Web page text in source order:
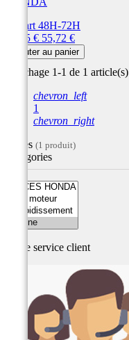
Départ 48H-72H
50,15 € Prix
de
base
55,72 €
Ajouter au panier
Affichage 1-1 de 1 article(s)
chevron_left
1
chevron_right
Filtres (1 produit)
Catégories
Notre service client